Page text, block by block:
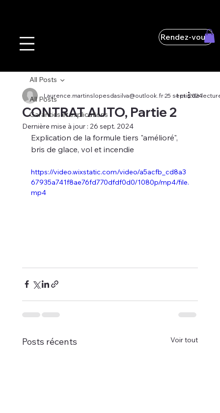
Rendez-vous
All Posts
Garanties et explications
All Posts
CONTRAT AUTO, Partie 2
Laurence.martinslopesdasilva@outlook.fr25 sept. 2024
1 min de
Dernière mise à jour : 26 sept. 2024
Explication de la formule tiers "amélioré",
bris de glace, vol et incendie
https://video.wixstatic.com/video/a5acfb_cd8a3
67935a741f8ae76fd770dfdf0d0/1080p/mp4/file.
mp4
Posts récents Voir tout